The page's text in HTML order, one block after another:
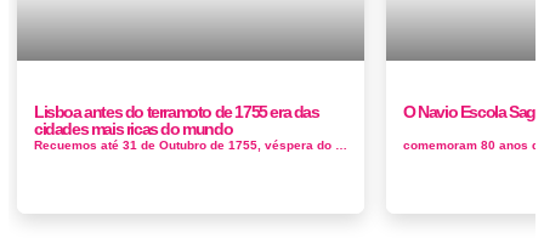
Lisboa antes do terramoto de 1755 era das
cidades mais ricas do mundo
O Navio Escola